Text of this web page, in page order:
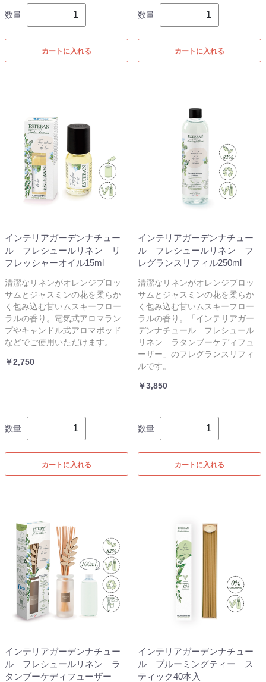
数量
カートに入れる
数量
カートに入れる
インテリアガーデンナチュー
ル フレシュールリネン リ
フレッシャーオイル15ml
清潔なリネンがオレンジブロッ
サムとジャスミンの花を柔らか
く包み込む甘いムスキーフロー
ラルの香り。電気式アロマラン
プやキャンドル式アロマポッド
などでご使用いただけます。
￥2,750
数量
カートに入れる
インテリアガーデンナチュー
ル フレシュールリネン フ
レグランスリフィル250ml
清潔なリネンがオレンジブロッ
サムとジャスミンの花を柔らか
く包み込む甘いムスキーフロー
ラルの香り。「インテリアガー
デンナチュール フレシュール
リネン ラタンブーケディフュ
ーザー」のフレグランスリフィ
ルです。
￥3,850
数量
カートに入れる
インテリアガーデンナチュー
ル フレシュールリネン ラ
タンブーケディフューザー
インテリアガーデンナチュー
ル ブルーミングティー ス
ティック40本入